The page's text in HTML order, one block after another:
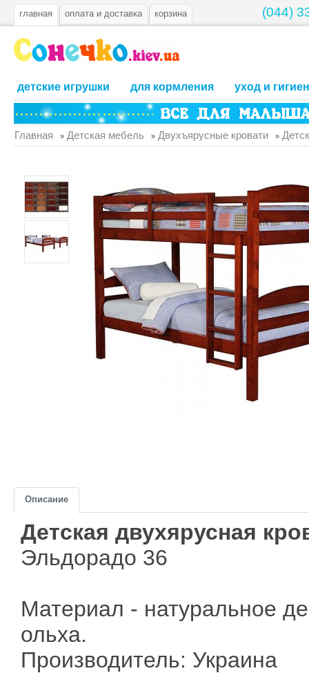
(044)
главная оплата и доставка корзина
детские игрушки для кормления уход и
Главная » Детская мебель » Двухъярусные кровати »
Описание
Детская двухярусная
Эльдорадо 36
Материал - натуральное
ольха.
Производитель: Украина